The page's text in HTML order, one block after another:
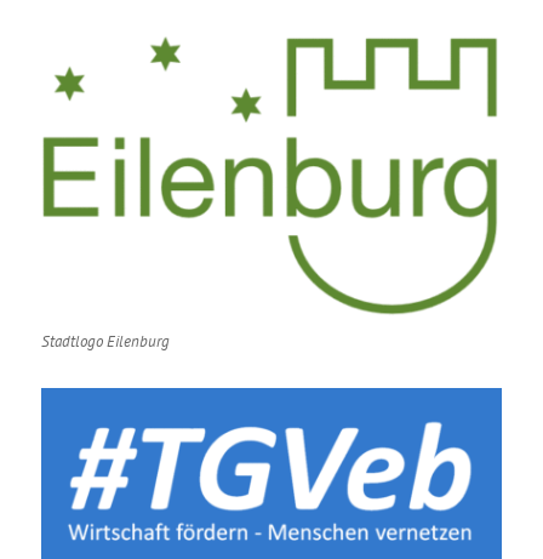
Stadtlogo Eilenburg